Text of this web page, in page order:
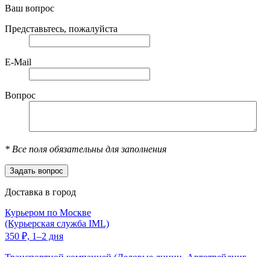
Ваш вопрос
Представьтесь, пожалуйста
E-Mail
Вопрос
* Все поля обязательны для заполнения
Доставка в город
Курьером по Москве
(Курьерская служба IML)
350 ₽, 1–2 дня